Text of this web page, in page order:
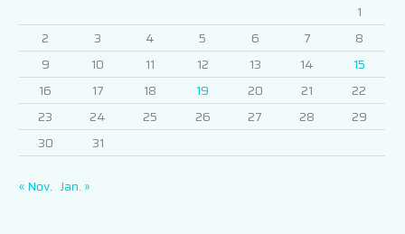
1
2
3 4 5 6 7
8
9
10 11 12 13 14
15
16
17 18 19 20 21
22
23
24 25 26 27 28
29
30
31
« Nov. Jan. »